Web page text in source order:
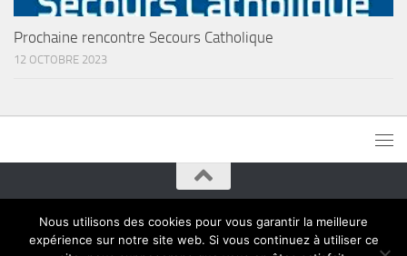
Prochaine rencontre Secours Catholique
12 OCTOBRE 2023
Paroisses de Montreuil © 2015. Tous droits réservés
Nous utilisons des cookies pour vous garantir la meilleure
expérience sur notre site web. Si vous continuez à utiliser ce